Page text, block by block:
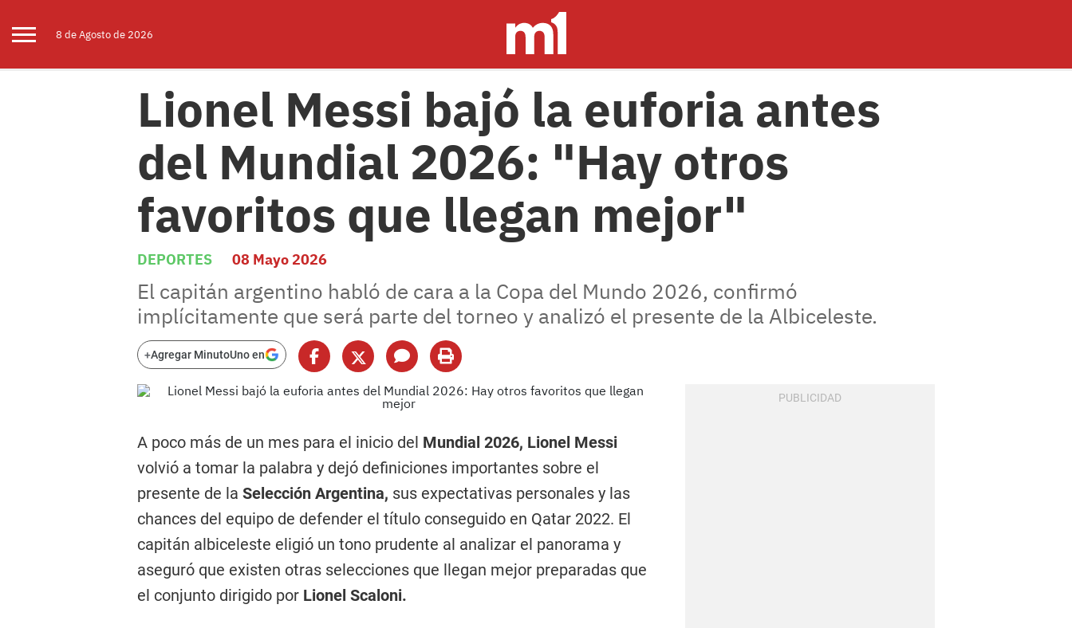
8 deAgostode 2026
Lionel Messi bajó la euforia antes
del Mundial 2026: "Hay otros
favoritos que llegan mejor"
DEPORTES 08 Mayo 2026
El capitán argentino habló de cara a la Copa del Mundo 2026, confirmó
implícitamente que será parte del torneo y analizó el presente de la Albiceleste.
+Agregar MinutoUno en
A poco más de un mes para el inicio del Mundial 2026, Lionel Messi
volvió a tomar la palabra y dejó definiciones importantes sobre el
presente de la Selección Argentina, sus expectativas personales y las
chances del equipo de defender el título conseguido en Qatar 2022. El
capitán albiceleste eligió un tono prudente al analizar el panorama y
aseguró que existen otras selecciones que llegan mejor preparadas que
el conjunto dirigido por Lionel Scaloni.